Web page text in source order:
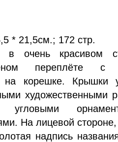
* 21,5см.; 172 стр.
в очень красивом
переплёте с
на корешке. Крышки
художественными
угловыми
На лицевой стороне,
надпись